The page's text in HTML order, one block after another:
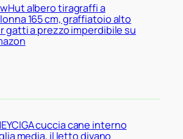
albero tiragraffi a
165 cm, graffiatoio alto
gatti a prezzo imperdibile su
cuccia cane interno
media, il letto divano